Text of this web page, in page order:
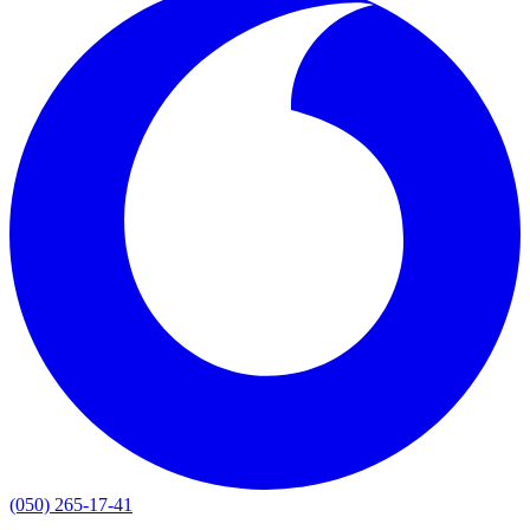
(050) 265-17-41